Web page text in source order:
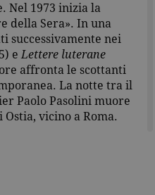
Nel 1973 inizia la
della Sera». In una
successivamente nei
e Lettere luterane
affronta le scottanti
La notte tra il
Paolo Pasolini muore
Ostia, vicino a Roma.